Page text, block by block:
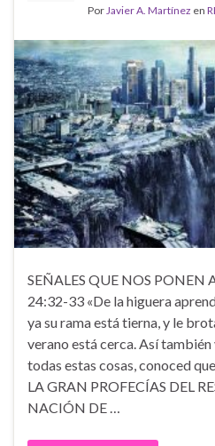
Por Javier A. Martínez en
SEÑALES QUE NOS PONEN
24:32-33 «De la higuera
ya su rama está tierna, y le
verano está cerca. Así
todas estas cosas, conoced
LA GRAN PROFECÍAS DEL
NACIÓN DE …